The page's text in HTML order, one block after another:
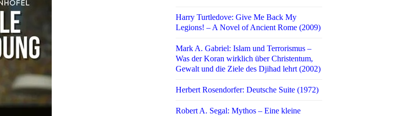
Harry Turtledove: Give Me Back My
Legions! – A Novel of Ancient Rome (2009)
Mark A. Gabriel: Islam und Terrorismus –
Was der Koran wirklich über Christentum,
Gewalt und die Ziele des Djihad lehrt (2002)
Herbert Rosendorfer: Deutsche Suite (1972)
Robert A. Segal: Mythos – Eine kleine